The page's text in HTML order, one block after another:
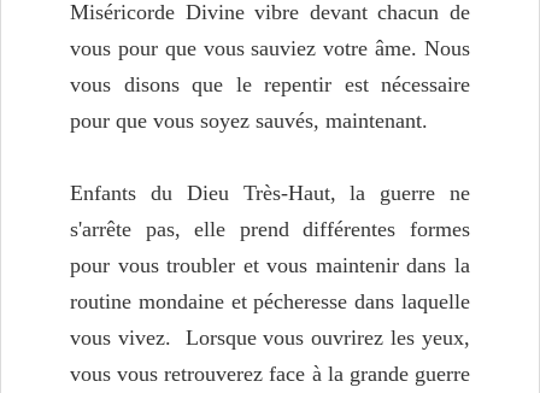
Miséricorde Divine vibre devant chacun de
vous pour que vous sauviez votre âme. Nous
vous disons que le repentir est nécessaire
pour que vous soyez sauvés, maintenant.
Enfants du Dieu Très-Haut, la guerre ne
s'arrête pas, elle prend différentes formes
pour vous troubler et vous maintenir dans la
routine mondaine et pécheresse dans laquelle
vous vivez. Lorsque vous ouvrirez les yeux,
vous vous retrouverez face à la grande guerre